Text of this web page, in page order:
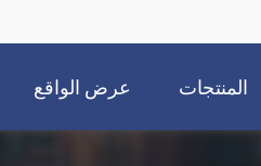
المنتجات عرض الواقع